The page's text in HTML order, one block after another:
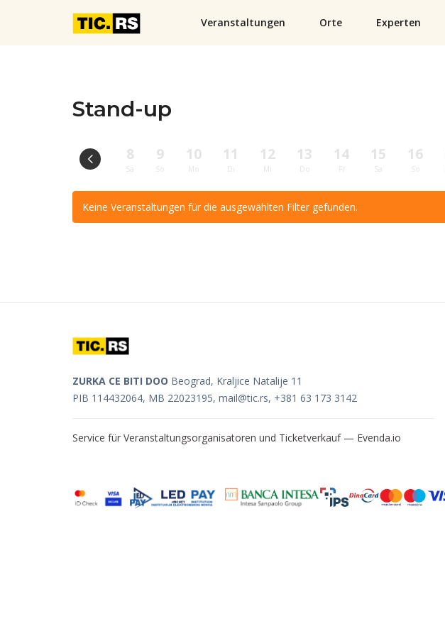
Veranstaltungen Orte Experten
Stand-up
8
Sa
9
So
10
Mo
11
Di
12
Mi
13
Do
14
Fr
15
Sa
16
So
Keine Veranstaltungen für die ausgewählten Filter gefunden.
ZURKA CE BITI DOO Beograd, Kraljice Natalije 11
PIB 114432064, MB 22023195, mail@tic.rs, +381 63 173 3142
Service für Veranstaltungsorganisatoren und Ticketverkauf — Evenda.io